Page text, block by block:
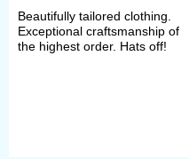
Beautifully tailored clothing.
Exceptional craftsmanship of
the highest order. Hats off!